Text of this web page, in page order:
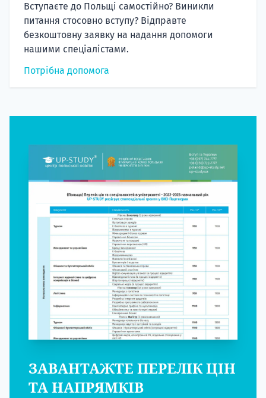
Вступаєте до Польщі самостійно? Виникли
питання стосовно вступу? Відправте
безкоштовну заявку на надання допомоги
нашими спеціалістами.
Потрібна допомога
ЗАВАНТАЖТЕ ПЕРЕЛІК ЦІН
ТА НАПРЯМКІВ